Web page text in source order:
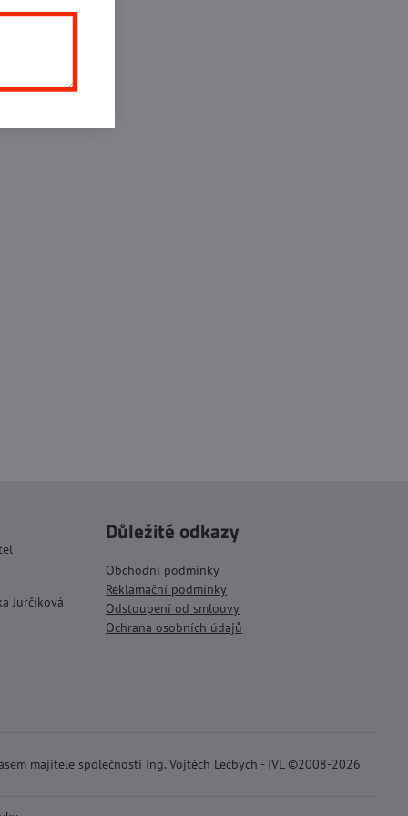
Jurčíková
Důležité odkazy
Obchodní podmínky
Reklamační podmínky
Odstoupení od smlouvy
Ochrana osobních údajů
majitele společnosti Ing. Vojtěch Lečbych - IVL ©2008-2026